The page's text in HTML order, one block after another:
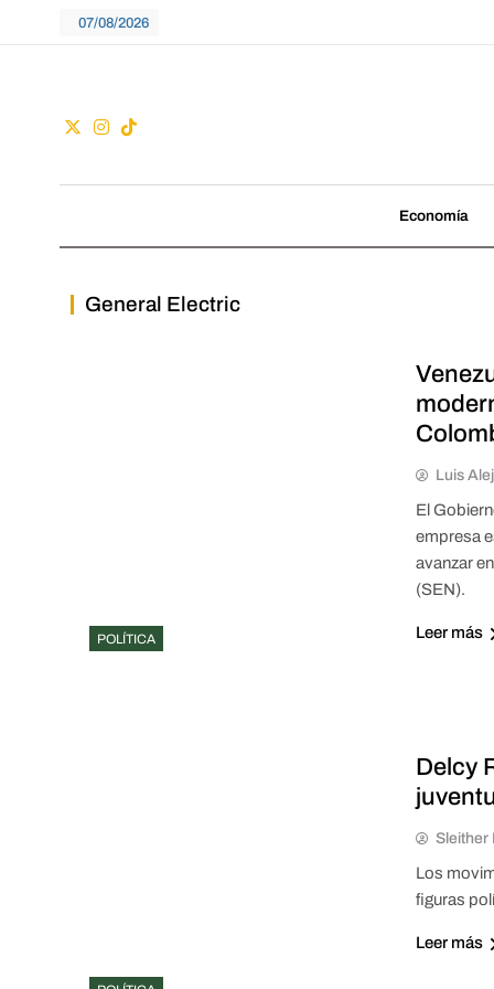
07/08/2026
Economía
General Electric
POLÍTICA
Luis
El
empresa
avanzar
(SEN).
Leer más
Delcy
Sleither
Los
figuras
Leer más